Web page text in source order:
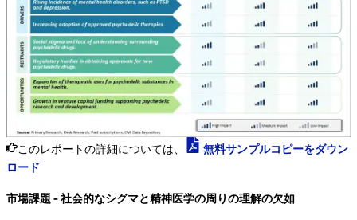
このレポートの詳細については、
無料サンプルコピーをダウン
ロード
市場課題 - 社会的なシグマと精神医学の周りの理解の欠如